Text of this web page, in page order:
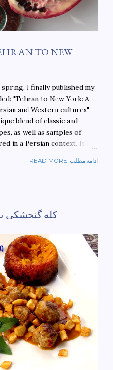
TO NEW
I finally published my
"Tehran to New York: A
and Western cultures"
blend of classic and
as well as samples of
in a Persian context. It is
a bridge between
READ MORE-ادامه مطلب
کله گنجشکی